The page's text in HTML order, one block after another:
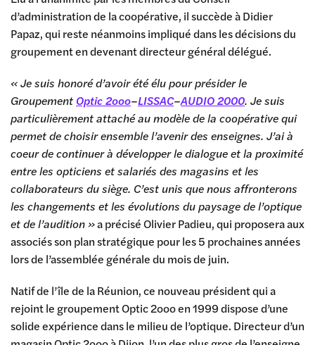
d’administration de la coopérative, il succède à Didier
Papaz, qui reste néanmoins impliqué dans les décisions du
groupement en devenant directeur général délégué.
« Je suis honoré d’avoir été élu pour présider le
Groupement Optic 2ooo–LISSAC–AUDIO 2000. Je suis
particulièrement attaché au modèle de la coopérative qui
permet de choisir ensemble l’avenir des enseignes. J’ai à
coeur de continuer à développer le dialogue et la proximité
entre les opticiens et salariés des magasins et les
collaborateurs du siège. C’est unis que nous affronterons
les changements et les évolutions du paysage de l’optique
et de l’audition »a précisé Olivier Padieu, qui proposera aux
associés son plan stratégique pour les 5 prochaines années
lors de l’assemblée générale du mois de juin.
Natif de l’île de la Réunion, ce nouveau président qui a
rejoint le groupement Optic 2ooo en 1999 dispose d’une
solide expérience dans le milieu de l’optique. Directeur d’un